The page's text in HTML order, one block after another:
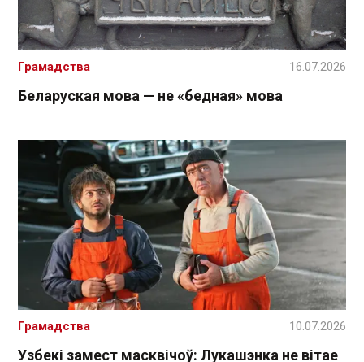
Беларуская мова — не «бедная» мова
Грамадства 16.07.2026
Узбекі замест масквічоў: Лукашэнка не вітае
Грамадства 10.07.2026